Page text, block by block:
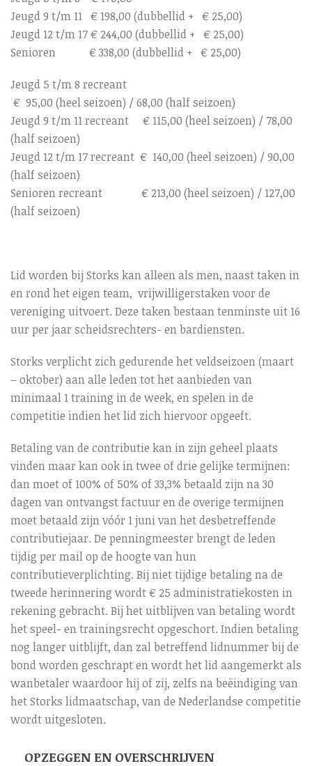
Jeugd 9 t/m 11 € 198,00 (dubbellid + € 25,00)
Jeugd 12 t/m 17 € 244,00 (dubbellid + € 25,00)
Senioren € 338,00 (dubbellid + € 25,00)
Jeugd 5 t/m 8 recreant
€ 95,00 (heel seizoen) / 68,00 (half seizoen)
Jeugd 9 t/m 11 recreant € 115,00 (heel seizoen) / 78,00
(half seizoen)
Jeugd 12 t/m 17 recreant € 140,00 (heel seizoen) / 90,00
(half seizoen)
Senioren recreant € 213,00 (heel seizoen) / 127,00
(half seizoen)
Lid worden bij Storks kan alleen als men, naast taken in
en rond het eigen team, vrijwilligerstaken voor de
vereniging uitvoert. Deze taken bestaan tenminste uit 16
uur per jaar scheidsrechters- en bardiensten.
Storks verplicht zich gedurende het veldseizoen (maart
– oktober) aan alle leden tot het aanbieden van
minimaal 1 training in de week, en spelen in de
competitie indien het lid zich hiervoor opgeeft.
Betaling van de contributie kan in zijn geheel plaats
vinden maar kan ook in twee of drie gelijke termijnen:
dan moet of 100% of 50% of 33,3% betaald zijn na 30
dagen van ontvangst factuur en de overige termijnen
moet betaald zijn vóór 1 juni van het desbetreffende
contributiejaar. De penningmeester brengt de leden
tijdig per mail op de hoogte van hun
contributieverplichting. Bij niet tijdige betaling na de
tweede herinnering wordt € 25 administratiekosten in
rekening gebracht. Bij het uitblijven van betaling wordt
het speel- en trainingsrecht opgeschort. Indien betaling
nog langer uitblijft, dan zal betreffend lidnummer bij de
bond worden geschrapt en wordt het lid aangemerkt als
wanbetaler waardoor hij of zij, zelfs na beëindiging van
het Storks lidmaatschap, van de Nederlandse competitie
wordt uitgesloten.
OPZEGGEN EN OVERSCHRIJVEN